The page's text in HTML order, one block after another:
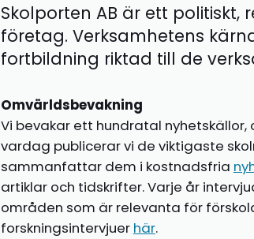
Skolporten AB är ett
företag. Verksamhetens
fortbildning riktad till de
Omvärldsbevakning
Vi bevakar ett hundratal
vardag publicerar vi de viktigaste
sammanfattar dem i kostnadsfria
artiklar och tidskrifter. Varje år
områden som är relevanta för
forskningsintervjuer här.